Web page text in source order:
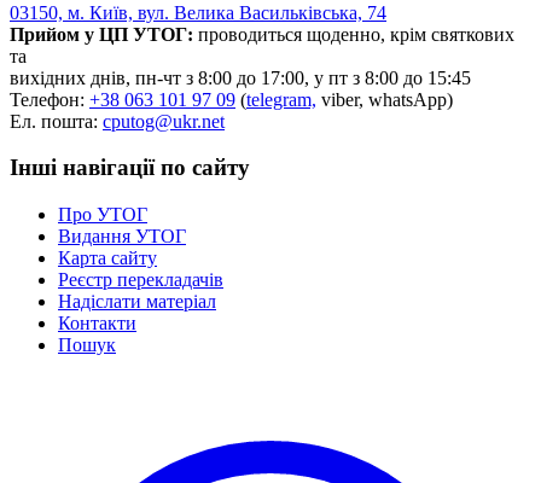
03150, м. Київ, вул. Велика Васильківська, 74
Прийом у ЦП УТОГ: проводиться щоденно, крім святкових
та
вихідних днів, пн-чт з 8:00 до 17:00, у пт з 8:00 до 15:45
Телефон: +38 063 101 97 09 (telegram, viber, whatsApp)
Ел. пошта: cputog@ukr.net
Інші навігації по сайту
Про УТОГ
Видання УТОГ
Карта сайту
Реєстр перекладачів
Надіслати матеріал
Контакти
Пошук